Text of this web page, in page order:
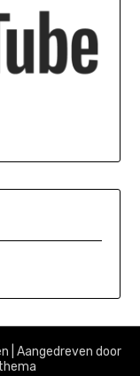
| Aangedreven door